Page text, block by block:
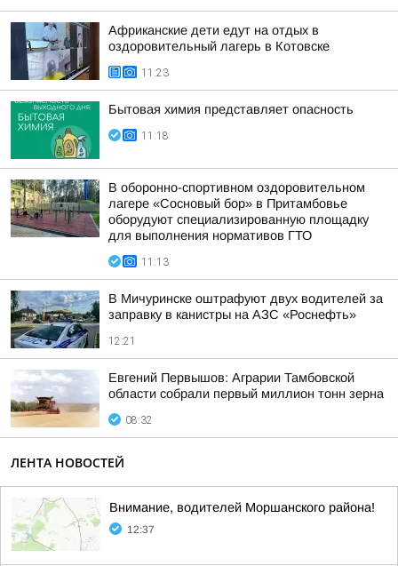
Африканские дети едут на отдых в
оздоровительный лагерь в Котовске
11:23
Бытовая химия представляет опасность
11:18
В оборонно-спортивном оздоровительном
лагере «Сосновый бор» в Притамбовье
оборудуют специализированную площадку
для выполнения нормативов ГТО
11:13
В Мичуринске оштрафуют двух водителей за
заправку в канистры на АЗС «Роснефть»
12:21
Евгений Первышов: Аграрии Тамбовской
области собрали первый миллион тонн зерна
08:32
ЛЕНТА НОВОСТЕЙ
Внимание, водителей Моршанского района!
12:37